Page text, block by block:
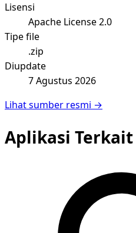
Lisensi
Apache License 2.0
Tipe file
.zip
Diupdate
7 Agustus 2026
Lihat sumber resmi →
Aplikasi Terkait